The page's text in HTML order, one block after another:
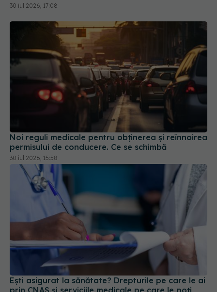
Noi reguli medicale pentru obținerea și reînnoirea
permisului de conducere. Ce se schimbă
Ești asigurat la sănătate? Drepturile pe care le ai
prin CNAS și serviciile medicale pe care le poți
02 aug 2026, 21:18